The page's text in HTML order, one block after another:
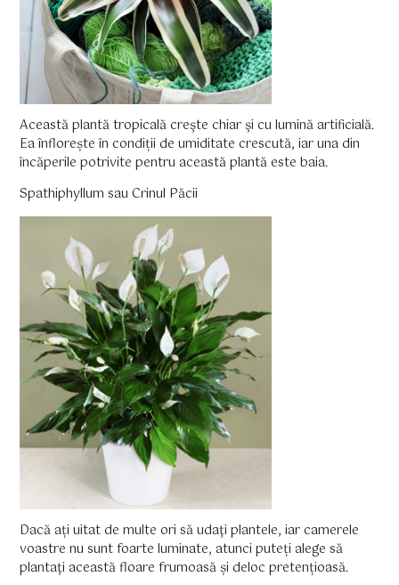
Această plantă tropicală creşte chiar şi cu lumină artificială.
Ea înflorește în condiții de umiditate crescută, iar una din
încăperile potrivite pentru această plantă este baia.
Spathiphyllum sau Crinul Păcii
Dacă ați uitat de multe ori să udaţi plantele, iar camerele
voastre nu sunt foarte luminate, atunci puteți alege să
plantaţi această floare frumoasă și deloc pretențioasă.